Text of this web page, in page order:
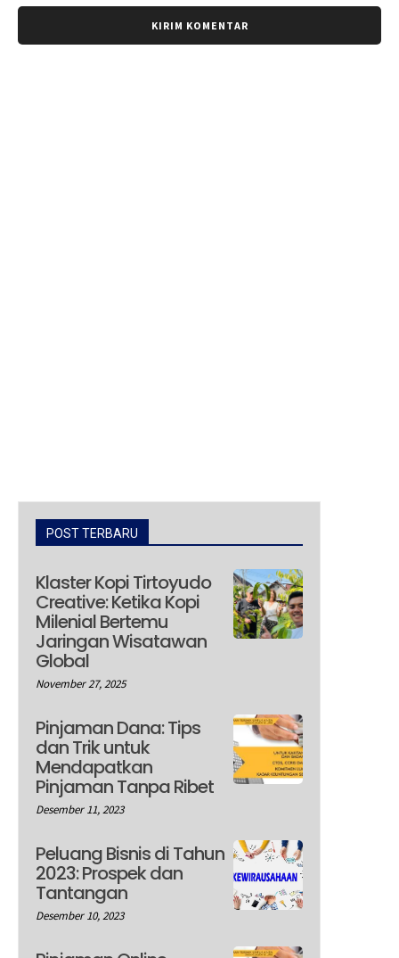
POST TERBARU
Klaster Kopi Tirtoyudo
Creative: Ketika Kopi
Milenial Bertemu
Jaringan Wisatawan
Global
November 27, 2025
Pinjaman Dana: Tips
dan Trik untuk
Mendapatkan
Pinjaman Tanpa Ribet
Desember 11, 2023
Peluang Bisnis di Tahun
2023: Prospek dan
Tantangan
Desember 10, 2023